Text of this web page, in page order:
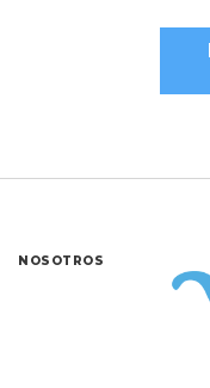
NOSOTROS